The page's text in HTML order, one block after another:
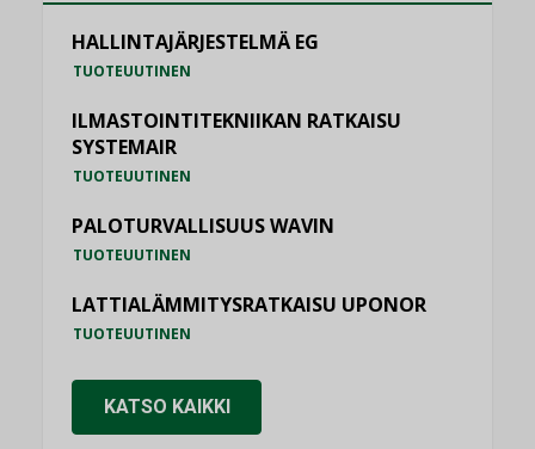
HALLINTAJÄRJESTELMÄ EG
TUOTEUUTINEN
ILMASTOINTITEKNIIKAN RATKAISU
SYSTEMAIR
TUOTEUUTINEN
PALOTURVALLISUUS WAVIN
TUOTEUUTINEN
LATTIALÄMMITYSRATKAISU UPONOR
TUOTEUUTINEN
KATSO KAIKKI